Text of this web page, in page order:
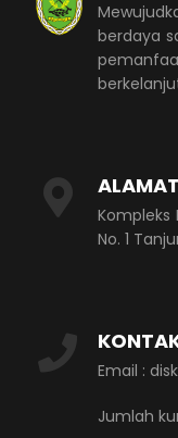
berdaya
ALAMAT
Kompleks
No. 1
Email :
Jumlah